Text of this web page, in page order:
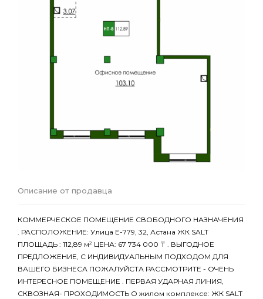
Описание от продавца
КОММЕРЧЕСКОЕ ПОМЕЩЕНИЕ СВОБОДНОГО НАЗНАЧЕНИЯ
. РАСПОЛОЖЕНИЕ: Улица Е-779, 32, Астана ЖК SALT
ПЛОЩАДЬ : 112,89 м² ЦЕНА: 67 734 000 ₸ . ВЫГОДНОЕ
ПРЕДЛОЖЕНИЕ, С ИНДИВИДУАЛЬНЫМ ПОДХОДОМ ДЛЯ
ВАШЕГО БИЗНЕСА ПОЖАЛУЙСТА РАССМОТРИТЕ - ОЧЕНЬ
ИНТЕРЕСНОЕ ПОМЕЩЕНИЕ . ПЕРВАЯ УДАРНАЯ ЛИНИЯ,
СКВОЗНАЯ- ПРОХОДИМОСТЬ О жилом комплексе: ЖК SALT